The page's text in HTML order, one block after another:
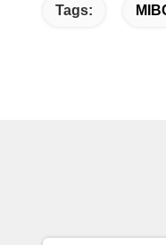
Tags: